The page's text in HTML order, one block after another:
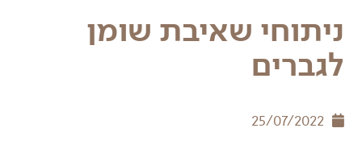
ניתוחי שאיבת שומן
לגברים
25/07/2022